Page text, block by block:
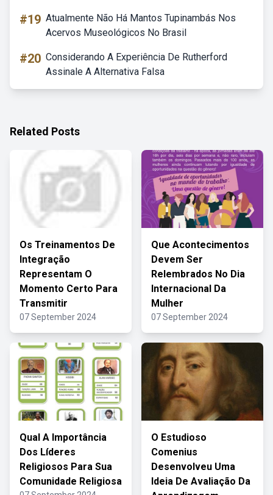
#19 Atualmente Não Há Mantos Tupinambás Nos
Acervos Museológicos No Brasil
#20 Considerando A Experiência De Rutherford
Assinale A Alternativa Falsa
Related Posts
Os Treinamentos De
Integração
Representam O
Momento Certo Para
Transmitir
07 September 2024
Que Acontecimentos
Devem Ser
Relembrados No Dia
Internacional Da
Mulher
07 September 2024
Qual A Importância
Dos Líderes
Religiosos Para Sua
Comunidade Religiosa
O Estudioso
Comenius
Desenvolveu Uma
Ideia De Avaliação Da